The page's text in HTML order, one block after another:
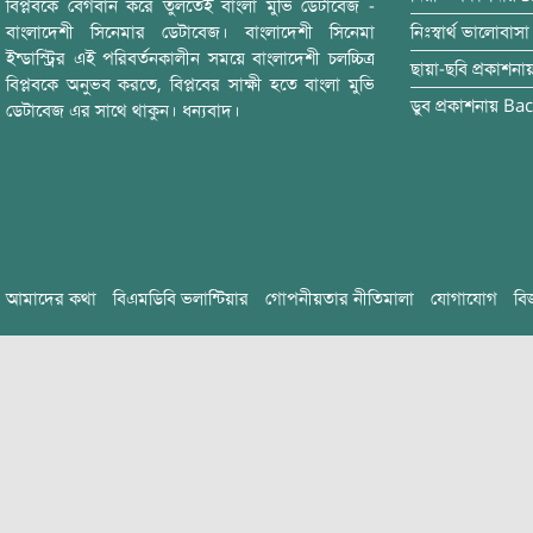
বিপ্লবকে বেগবান করে তুলতেই বাংলা মুভি ডেটাবেজ -
বাংলাদেশী সিনেমার ডেটাবেজ। বাংলাদেশী সিনেমা
ইন্ডাস্ট্রির এই পরিবর্তনকালীন সময়ে বাংলাদেশী চলচ্চিত্র
বিপ্লবকে অনুভব করতে, বিপ্লবের সাক্ষী হতে বাংলা মুভি
ডেটাবেজ এর সাথে থাকুন। ধন্যবাদ।
নিঃস্বার্থ ভালোবাসা
ছায়া-ছবি
ডুব প্রকাশনায়
আমাদের কথা বিএমডিবি ভলান্টিয়ার গোপনীয়তার নীতিমালা যোগাযোগ